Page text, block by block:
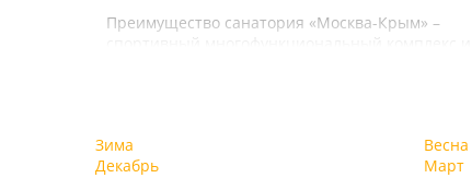
Преимущество санатория «Москва-Крым» –
спортивный многофункциональный комплекс и
сердечно-бронхиальных заболеваний. На
территории медцентра работают кабинеты
Зима
Декабрь
Весна
Март